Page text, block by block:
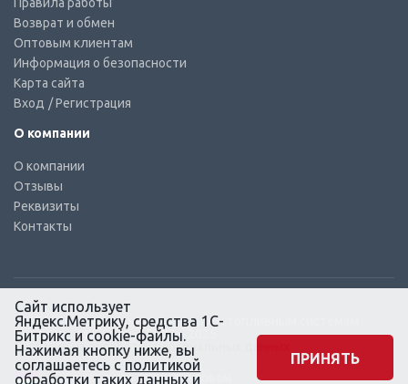
Возврат и обмен
Оптовым клиентам
Информация о безопасности
Карта сайта
Вход / Регистрация
О компании
О компании
Отзывы
Реквизиты
Контакты
© КТС-Дизель – Комплектующие к топливным системам
Все права защищены, 2003 – 2025
Согласие на обработку персональных данных
Сайт создан в маркетинговом
Сайт использует
Яндекс.Метрику, средства 1С-
Битрикс и cookie-файлы.
Нажимая кнопку ниже, вы
соглашаетесь с политикой
обработки таких данных и
ПРИНЯТЬ